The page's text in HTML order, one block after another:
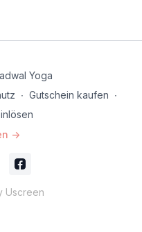
Yoga
∙ Gutschein kaufen ∙
->
Uscreen